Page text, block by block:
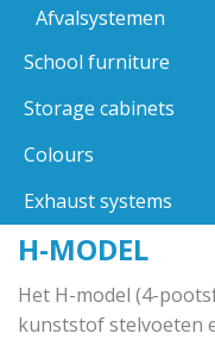
Afvalsystemen
School furniture
Storage cabinets
Colours
Exhaust systems
H-MODEL
Het H-model (4-
kunststof stelvoeten